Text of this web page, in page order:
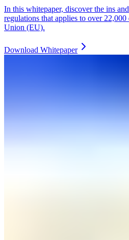
In this whitepaper, discover the ins
regulations that applies to over
Union (EU).
Download Whitepaper